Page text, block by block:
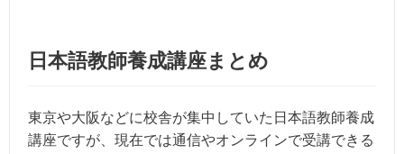
日本語教師養成講座まとめ
東京や大阪などに校舎が集中していた日本語教師養成
講座ですが、現在では通信やオンラインで受講できる